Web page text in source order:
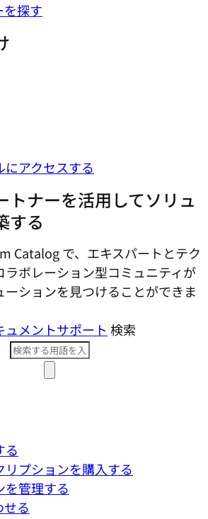
を探す
アクセスする
トナーを活用してソリュ
する
Catalog で、エキスパートとテク
ラボレーション型コミ​ュニティが
ションを見つけることができま
ュメントサポート 検索
る
プションを購入する
を管理する
る